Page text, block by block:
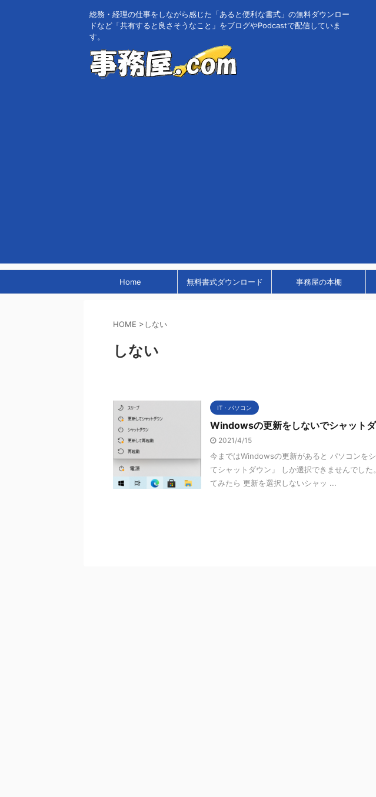
総務・経理の仕事をしながら感じた「あると便利な書式」の無料ダウンロー
ドなど「共有すると良さそうなこと」をブログやPodcastで配信していま
す。
Home 無料書式ダウンロード 事務屋の本棚
HOME >しない
しない
IT・パソコン
Windowsの更新をしないでシャット
2021/4/15
今まではWindowsの更新があると パソコンを
てシャットダウン」 しか選択できませんでし
てみたら 更新を選択しないシャッ ...